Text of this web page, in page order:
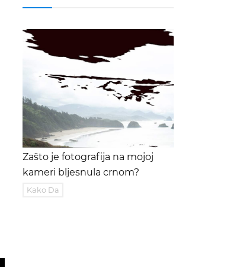
Zašto je fotografija na mojoj
kameri bljesnula crnom?
Kako Da